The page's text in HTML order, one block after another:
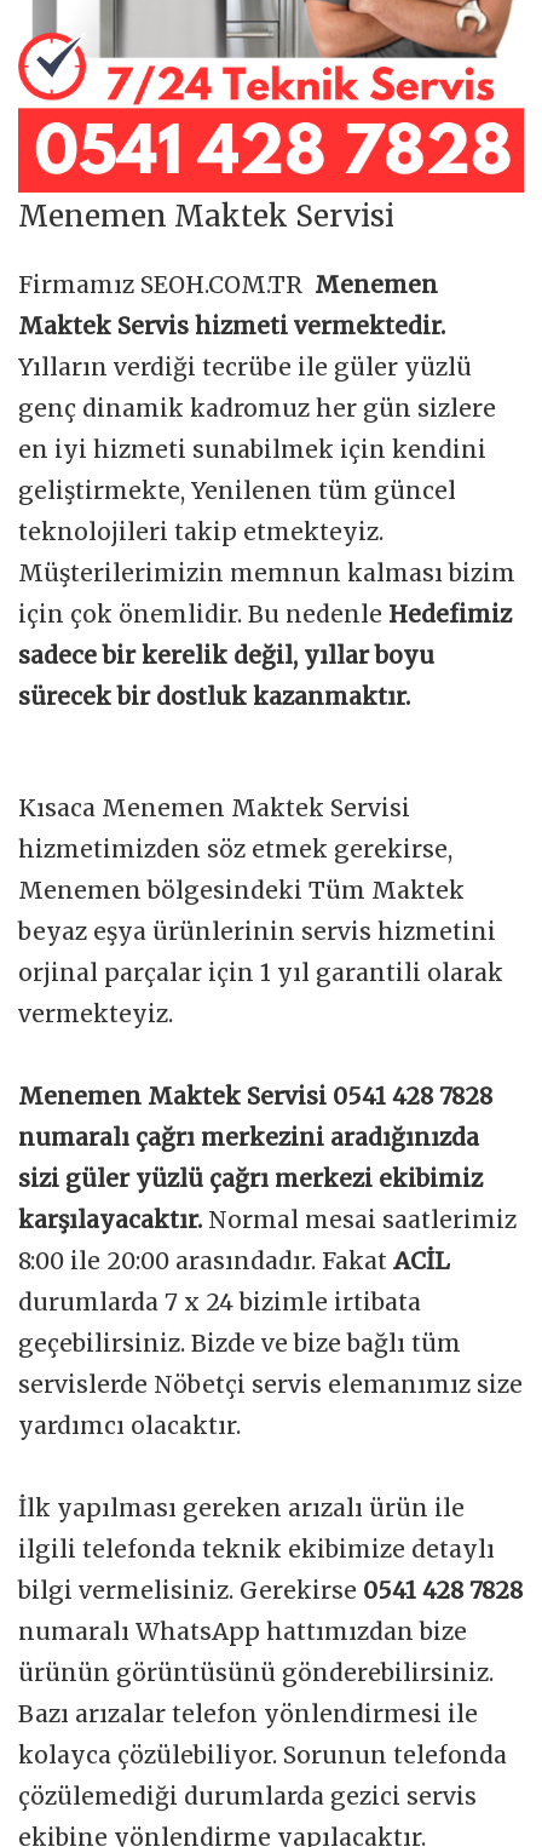
Menemen Maktek Servisi
Firmamız SEOH.COM.TR Menemen
Maktek Servis hizmeti vermektedir.
Yılların verdiği tecrübe ile güler yüzlü
genç dinamik kadromuz her gün sizlere
en iyi hizmeti sunabilmek için kendini
geliştirmekte, Yenilenen tüm güncel
teknolojileri takip etmekteyiz.
Müşterilerimizin memnun kalması bizim
için çok önemlidir. Bu nedenle Hedefimiz
sadece bir kerelik değil, yıllar boyu
sürecek bir dostluk kazanmaktır.
Kısaca Menemen Maktek Servisi
hizmetimizden söz etmek gerekirse,
Menemen bölgesindeki Tüm Maktek
beyaz eşya ürünlerinin servis hizmetini
orjinal parçalar için 1 yıl garantili olarak
vermekteyiz.
Menemen Maktek Servisi 0541 428 7828
numaralı çağrı merkezini aradığınızda
sizi güler yüzlü çağrı merkezi ekibimiz
karşılayacaktır. Normal mesai saatlerimiz
8:00 ile 20:00 arasındadır. Fakat ACİL
durumlarda 7 x 24 bizimle irtibata
geçebilirsiniz. Bizde ve bize bağlı tüm
servislerde Nöbetçi servis elemanımız size
yardımcı olacaktır.
İlk yapılması gereken arızalı ürün ile
ilgili telefonda teknik ekibimize detaylı
bilgi vermelisiniz. Gerekirse 0541 428 7828
numaralı WhatsApp hattımızdan bize
ürünün görüntüsünü gönderebilirsiniz.
Bazı arızalar telefon yönlendirmesi ile
kolayca çözülebiliyor. Sorunun telefonda
çözülemediği durumlarda gezici servis
ekibine yönlendirme yapılacaktır.